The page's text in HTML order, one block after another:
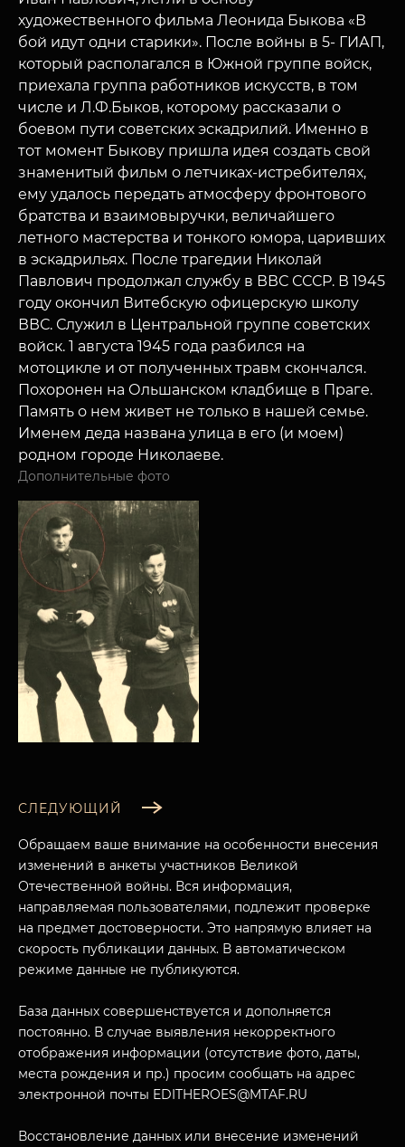
МУЗЕЙНЫЙ КОМПЛЕКС
ПОСЕТИТЕЛЯМ
О НАС
художественного фильма Леонида Быкова «В
бой идут одни старики». После войны в 5- ГИАП,
который располагался в Южной группе войск,
приехала группа работников искусств, в том
числе и Л.Ф.Быков, которому рассказали о
боевом пути советских эскадрилий. Именно в
тот момент Быкову пришла идея создать свой
знаменитый фильм о летчиках-истребителях,
ему удалось передать атмосферу фронтового
братства и взаимовыручки, величайшего
летного мастерства и тонкого юмора, царивших
в эскадрильях. После трагедии Николай
Павлович продолжал службу в ВВС СССР. В 1945
году окончил Витебскую офицерскую школу
ВВС. Служил в Центральной группе советских
войск. 1 августа 1945 года разбился на
мотоцикле и от полученных травм скончался.
Похоронен на Ольшанском кладбище в Праге.
Память о нем живет не только в нашей семье.
Именем деда названа улица в его (и моем)
родном городе Николаеве.
Дополнительные фото
СЛЕДУЮЩИЙ
Обращаем ваше внимание на особенности внесения
изменений в анкеты участников Великой
Отечественной войны. Вся информация,
направляемая пользователями, подлежит проверке
на предмет достоверности. Это напрямую влияет на
скорость публикации данных. В автоматическом
режиме данные не публикуются.
База данных совершенствуется и дополняется
постоянно. В случае выявления некорректного
отображения информации (отсутствие фото, даты,
места рождения и пр.) просим сообщать на адрес
электронной почты EDITHEROES@MTAF.RU
Восстановление данных или внесение изменений